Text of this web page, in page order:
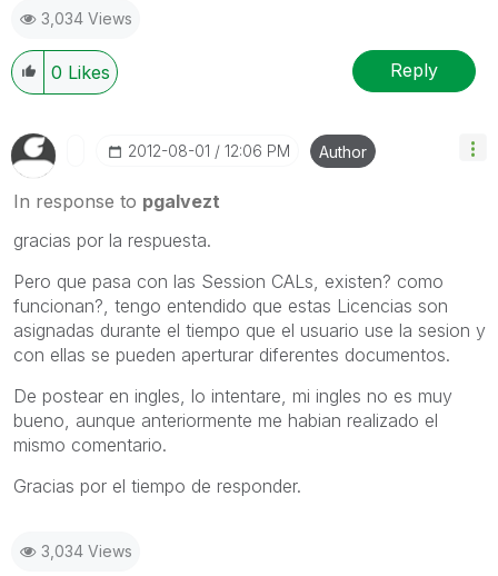
3,034 Views
0 Likes Reply
‎2012-08-01 12:06 PM Author
In response to pgalvezt
gracias por la respuesta.
Pero que pasa con las Session CALs, existen? como
funcionan?, tengo entendido que estas Licencias son
asignadas durante el tiempo que el usuario use la sesion y
con ellas se pueden aperturar diferentes documentos.
De postear en ingles, lo intentare, mi ingles no es muy
bueno, aunque anteriormente me habian realizado el
mismo comentario.
Gracias por el tiempo de responder.
3,034 Views